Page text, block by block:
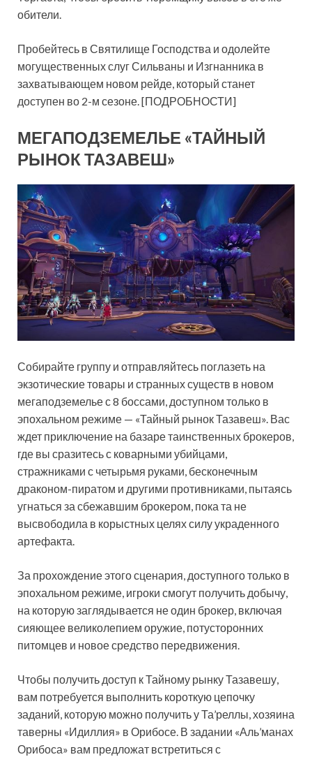
обители.
Пробейтесь в Святилище Господства и одолейте
могущественных слуг Сильваны и Изгнанника в
захватывающем новом рейде, который станет
доступен во 2-м сезоне. [ПОДРОБНОСТИ]
МЕГАПОДЗЕМЕЛЬЕ «ТАЙНЫЙ
РЫНОК ТАЗАВЕШ»
Собирайте группу и отправляйтесь поглазеть на
экзотические товары и странных существ в новом
мегаподземелье с 8 боссами, доступном только в
эпохальном режиме — «Тайный рынок Тазавеш». Вас
ждет приключение на базаре таинственных брокеров,
где вы сразитесь с коварными убийцами,
стражниками с четырьмя руками, бесконечным
драконом-пиратом и другими противниками, пытаясь
угнаться за сбежавшим брокером, пока та не
высвободила в корыстных целях силу украденного
артефакта.
За прохождение этого сценария, доступного только в
эпохальном режиме, игроки смогут получить добычу,
на которую заглядывается не один брокер, включая
сияющее великолепием оружие, потусторонних
питомцев и новое средство передвижения.
Чтобы получить доступ к Тайному рынку Тазавешу,
вам потребуется выполнить короткую цепочку
заданий, которую можно получить у Та’реллы, хозяина
таверны «Идиллия» в Орибосе. В задании «Аль’манах
Орибоса» вам предложат встретиться с